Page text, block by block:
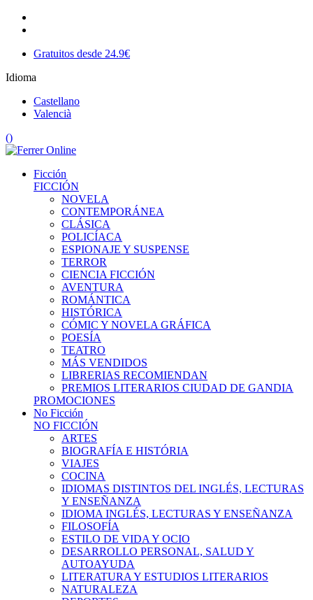
Gratuitos desde 24.9€
Idioma
Castellano
Valencià
()
Ficción
FICCIÓN
NOVELA
CONTEMPORÁNEA
CLÁSICA
POLICÍACA
ESPIONAJE Y SUSPENSE
TERROR
CIENCIA FICCIÓN
AVENTURA
ROMÁNTICA
HISTÓRICA
CÓMIC Y NOVELA GRÁFICA
POESÍA
TEATRO
MÁS VENDIDOS
LIBRERIAS RECOMIENDAN
PREMIOS LITERARIOS CIUDAD DE GANDIA
PROMOCIONES
No Ficción
NO FICCIÓN
ARTES
BIOGRAFÍA E HISTÓRIA
VIAJES
COCINA
IDIOMAS DISTINTOS DEL INGLÉS, LECTURAS
Y ENSEÑANZA
IDIOMA INGLÉS, LECTURAS Y ENSEÑANZA
FILOSOFÍA
ESTILO DE VIDA Y OCIO
DESARROLLO PERSONAL, SALUD Y
AUTOAYUDA
LITERATURA Y ESTUDIOS LITERARIOS
NATURALEZA